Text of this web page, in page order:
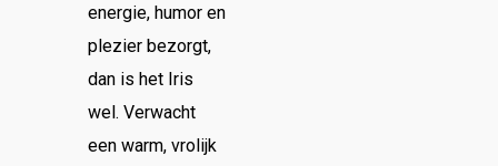
energie, humor en
plezier bezorgt,
dan is het Iris
wel. Verwacht
een warm, vrolijk